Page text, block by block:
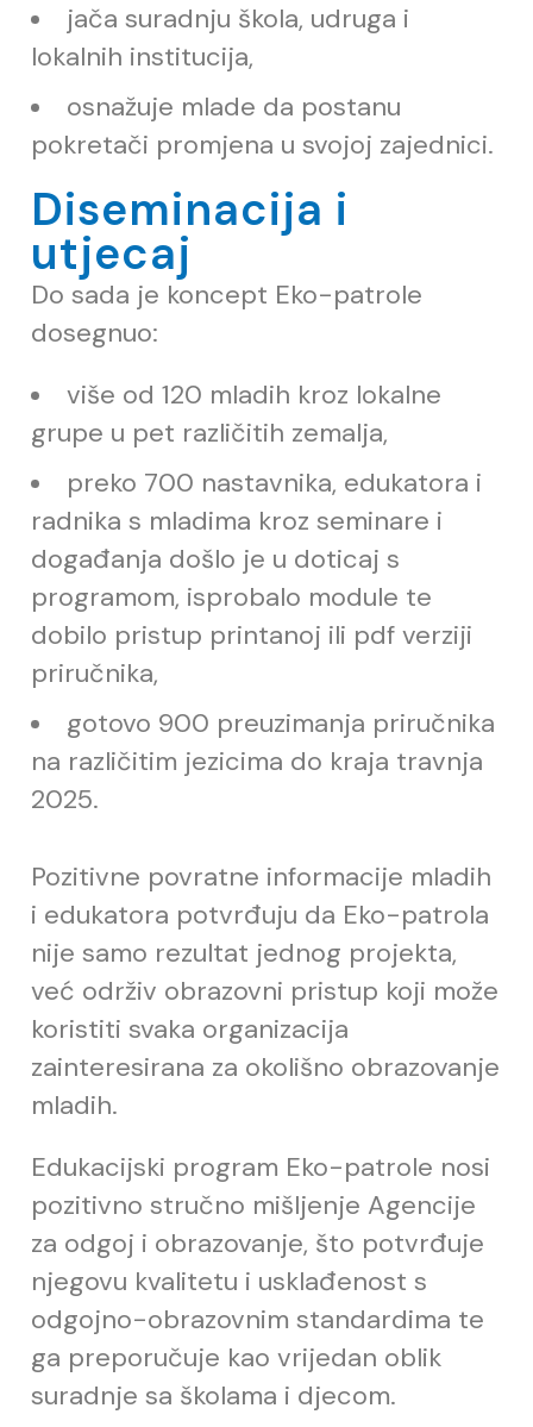
jača suradnju škola, udruga i
lokalnih institucija,
osnažuje mlade da postanu
pokretači promjena u svojoj zajednici.
Diseminacija i
utjecaj
Do sada je koncept Eko-patrole
dosegnuo:
više od 120 mladih kroz lokalne
grupe u pet različitih zemalja,
preko 700 nastavnika, edukatora i
radnika s mladima kroz seminare i
događanja došlo je u doticaj s
programom, isprobalo module te
dobilo pristup printanoj ili pdf verziji
priručnika,
gotovo 900 preuzimanja priručnika
na različitim jezicima do kraja travnja
2025.
Pozitivne povratne informacije mladih
i edukatora potvrđuju da Eko-patrola
nije samo rezultat jednog projekta,
već održiv obrazovni pristup koji može
koristiti svaka organizacija
zainteresirana za okolišno obrazovanje
mladih.
Edukacijski program Eko-patrole nosi
pozitivno stručno mišljenje Agencije
za odgoj i obrazovanje, što potvrđuje
njegovu kvalitetu i usklađenost s
odgojno-obrazovnim standardima te
ga preporučuje kao vrijedan oblik
suradnje sa školama i djecom.